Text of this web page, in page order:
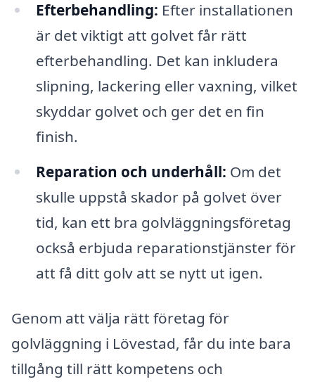
Efterbehandling: Efter installationen
är det viktigt att golvet får rätt
efterbehandling. Det kan inkludera
slipning, lackering eller vaxning, vilket
skyddar golvet och ger det en fin
finish.
Reparation och underhåll: Om det
skulle uppstå skador på golvet över
tid, kan ett bra golvläggningsföretag
också erbjuda reparationstjänster för
att få ditt golv att se nytt ut igen.
Genom att välja rätt företag för
golvläggning i Lövestad, får du inte bara
tillgång till rätt kompetens och